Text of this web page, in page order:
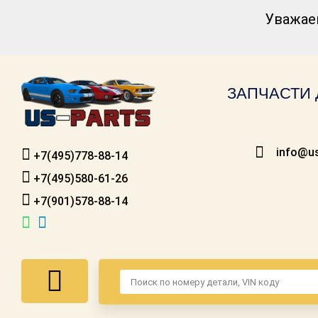
ЗАПЧАСТИ
+7(495)778-88-14
+7(495)580-61-26
+7(901)578-88-14
Доставка